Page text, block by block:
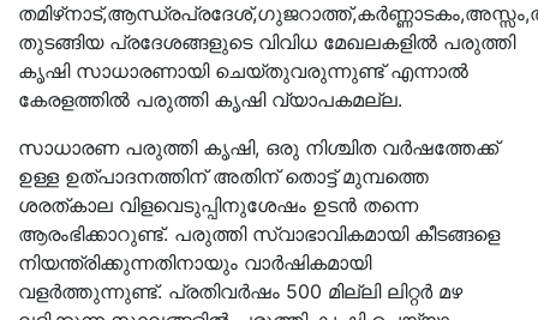
തുടങ്ങിയ പ്രദേശങ്ങളുടെ വിവിധ മേഖലകളില്‍ പരുത്തി
കൃഷി സാധാരണായി ചെയ്തുവരുന്നുണ്ട് എന്നാല്‍
കേരളത്തില്‍ പരുത്തി കൃഷി വ്യാപകമല്ല.
സാധാരണ പരുത്തി കൃഷി, ഒരു നിശ്ചിത വർഷത്തേക്ക്
ഉള്ള ഉത്പാദനത്തിന് അതിന് തൊട്ട് മുമ്പത്തെ
ശരത്കാല വിളവെടുപ്പിനുശേഷം ഉടൻ തന്നെ
ആരംഭിക്കാറുണ്ട്. പരുത്തി സ്വാഭാവികമായി കീടങ്ങളെ
നിയന്ത്രിക്കുന്നതിനായും വാർഷികമായി
വളർത്തുന്നുണ്ട്. പ്രതിവര്‍ഷം 500 മില്ലി ലിറ്റര്‍ മഴ